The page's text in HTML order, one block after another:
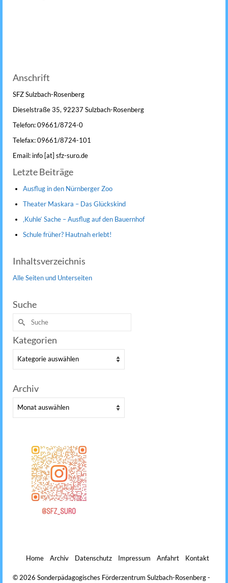
Anschrift
SFZ Sulzbach-Rosenberg
Dieselstraße 35, 92237 Sulzbach-Rosenberg
Telefon: 09661/8724-0
Telefax: 09661/8724-101
Email: info [at] sfz-suro.de
Letzte Beiträge
Ausflug in den Nürnberger Zoo
Theater Maskara – Das Glückskind
‚Kuhle‘ Sache – Ausflug auf den Bauernhof
Schule früher? Hautnah erlebt!
Inhaltsverzeichnis
Alle Seiten und Unterseiten
Suche
Suche
nach:
Kategorien
Kategorien
Archiv
Archiv
Home Archiv Datenschutz Impressum Anfahrt Kontakt
© 2026 Sonderpädagogisches Förderzentrum Sulzbach-Rosenberg -